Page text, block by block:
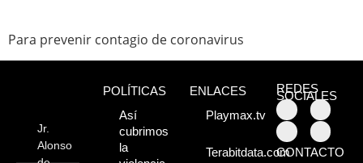
Para prevenir contagio de coronavirus
Jr.
Alonso
POLÍTICAS
Así
cubrimos
la
ENLACES
Playmax.tv
Terabitdata.com
REDES
SOCIALES
CONTACTO